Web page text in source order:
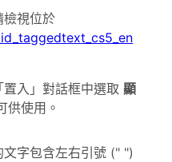
檢視位於
入」對話框中選取 顯
供使用。
文字包含左右引號 (" ")